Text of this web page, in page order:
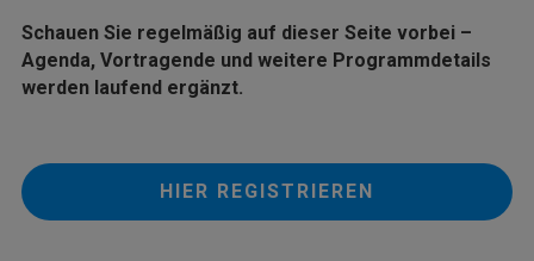
Schauen Sie regelmäßig auf dieser Seite vorbei –
Agenda, Vortragende und weitere Programmdetails
werden laufend ergänzt.
HIER REGISTRIEREN